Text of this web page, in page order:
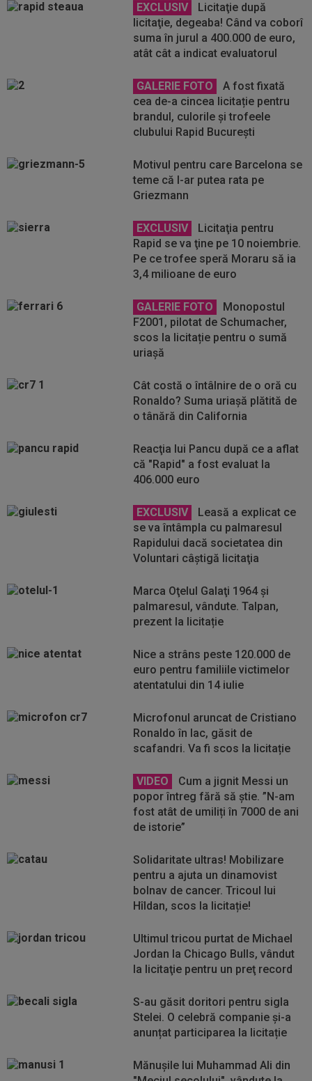
EXCLUSIV
Licitaţie după
licitaţie, degeaba! Când va coborî
suma în jurul a 400.000 de euro,
atât cât a indicat evaluatorul
GALERIE FOTO
A fost fixată
cea de-a cincea licitație pentru
brandul, culorile și trofeele
clubului Rapid București
Motivul pentru care Barcelona se
teme că l-ar putea rata pe
Griezmann
EXCLUSIV
Licitaţia pentru
Rapid se va ţine pe 10 noiembrie.
Pe ce trofee speră Moraru să ia
3,4 milioane de euro
GALERIE FOTO
Monopostul
F2001, pilotat de Schumacher,
scos la licitație pentru o sumă
uriașă
Cât costă o întâlnire de o oră cu
Ronaldo? Suma uriașă plătită de
o tânără din California
Reacţia lui Pancu după ce a aflat
că "Rapid" a fost evaluat la
406.000 euro
EXCLUSIV
Leasă a explicat ce
se va întâmpla cu palmaresul
Rapidului dacă societatea din
Voluntari câştigă licitaţia
Marca Oţelul Galaţi 1964 și
palmaresul, vândute. Talpan,
prezent la licitație
Nice a strâns peste 120.000 de
euro pentru familiile victimelor
atentatului din 14 iulie
Microfonul aruncat de Cristiano
Ronaldo în lac, găsit de
scafandri. Va fi scos la licitație
VIDEO
Cum a jignit Messi un
popor întreg fără să știe. ”N-am
fost atât de umiliți în 7000 de ani
de istorie”
Solidaritate ultras! Mobilizare
pentru a ajuta un dinamovist
bolnav de cancer. Tricoul lui
Hîldan, scos la licitație!
Ultimul tricou purtat de Michael
Jordan la Chicago Bulls, vândut
la licitaţie pentru un preţ record
S-au găsit doritori pentru sigla
Stelei. O celebră companie și-a
anunțat participarea la licitație
Mănuşile lui Muhammad Ali din